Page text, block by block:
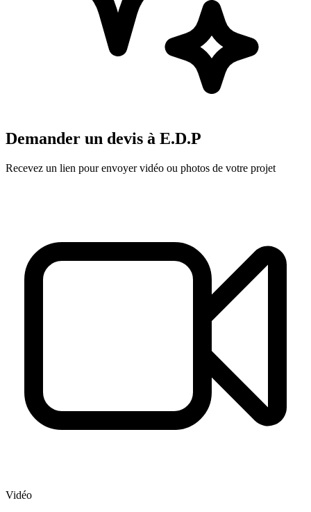
Demander un devis à E.D.P
Recevez un lien pour envoyer vidéo ou photos de votre projet
Vidéo